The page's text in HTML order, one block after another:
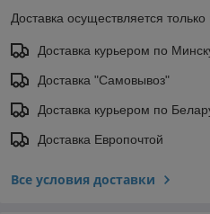
Доставка осуществляется
Доставка курьером по
Доставка "Самовывоз"
Доставка курьером по
Доставка Европочтой
Все условия доставки